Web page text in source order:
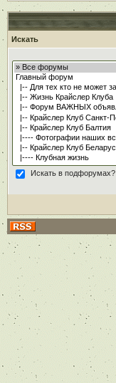
Искать
Искать в подфорумах?